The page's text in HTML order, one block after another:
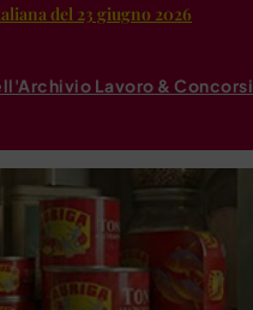
del 23 giugno 2026
Lavoro & Concorsi